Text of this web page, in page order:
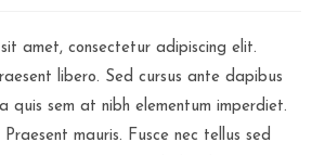
amet, consectetur adipiscing elit.
libero. Sed cursus ante dapibus
quis sem at nibh elementum imperdiet.
mauris. Fusce nec tellus sed